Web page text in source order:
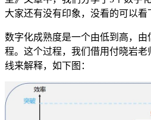
大家还有没有印象，没看的可以看
数字化成熟度是一个由低到高，
程。这个过程，我们借用付晓岩
线来解释，如下图：